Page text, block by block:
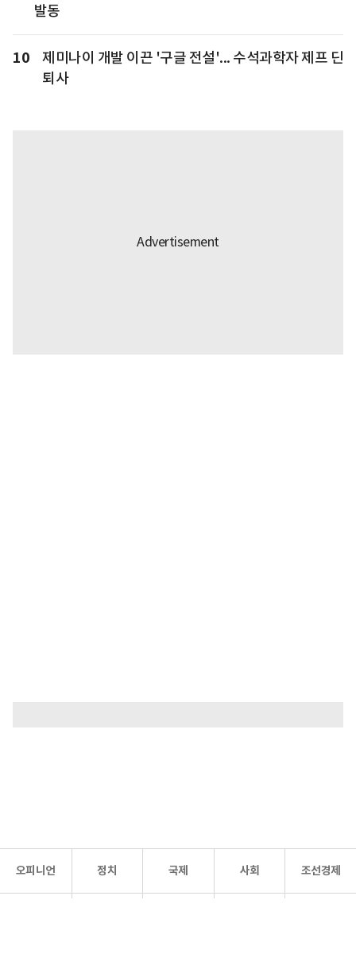
발동
10
제미나이 개발 이끈 '구글 전설'... 수석과학자 제프 딘
퇴사
오피니언 정치 국제 사회 조선경제